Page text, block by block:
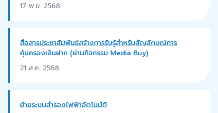
17 พ.ย. 2568
สื่อสารประชาสัมพันธ์สร้างการรับรู้สําหรับสัญลักษณ์การ
คุ้มครองเงินฝาก (ผ่านกิจกรรม Media Buy)
21 ส.ค. 2568
ย้ายระบบสำรองไฟฟ้าอัตโนมัติ